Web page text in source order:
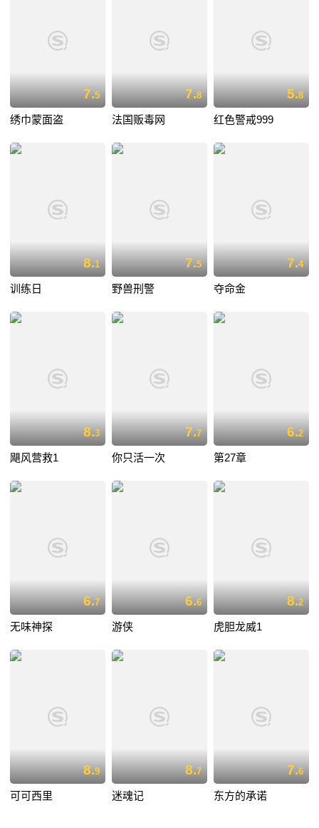
7.5
绣巾蒙面盗
7.8
法国贩毒网
5.8
红色警戒999
8.1
训练日
7.5
野兽刑警
7.4
夺命金
8.3
飓风营救1
7.7
你只活一次
6.2
第27章
6.7
无味神探
6.6
游侠
8.2
虎胆龙威1
8.9
可可西里
8.7
迷魂记
7.6
东方的承诺